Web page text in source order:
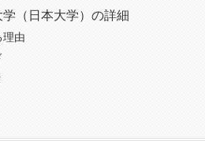
（日本大学）の詳細
理由